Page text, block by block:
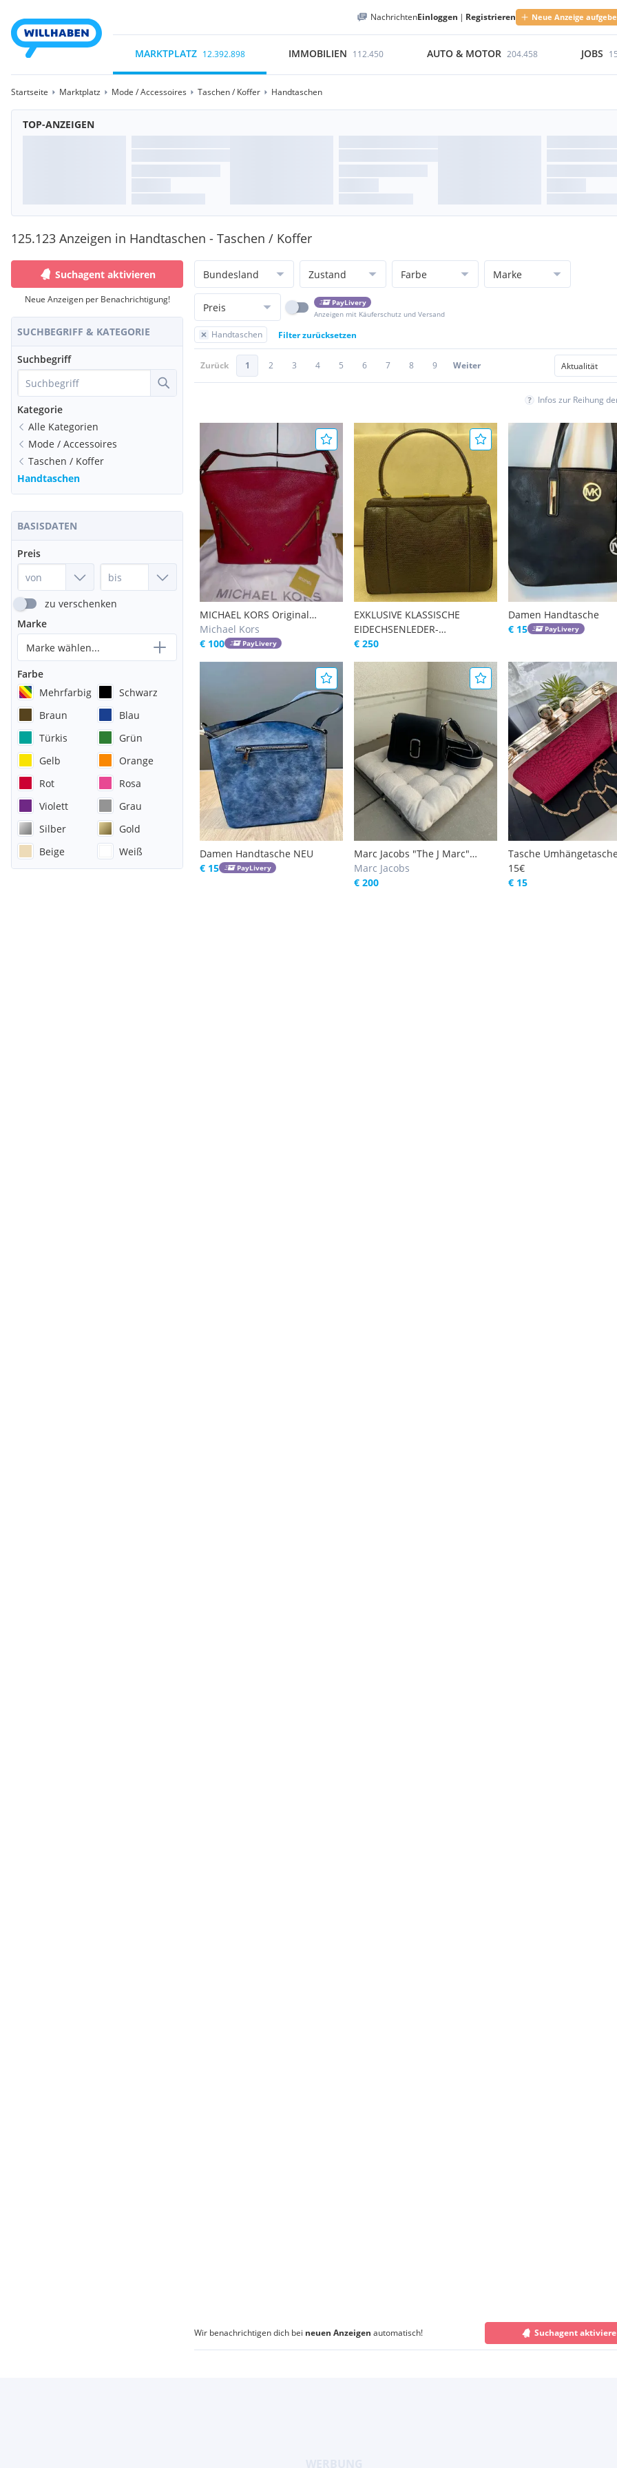
NachrichtenEinloggen | Registrieren Neue Anzeige
MARKTPLATZ 12.392.898 IMMOBILIEN 112.450 AUTO & MOTOR 204.458 JOBS
Startseite Marktplatz Mode / Accessoires Taschen / Koffer Handtaschen
TOP-ANZEIGEN
125.123 Anzeigen in Handtaschen - Taschen / Koffer
Suchagent aktivieren
Neue Anzeigen per Benachrichtigung!
SUCHBEGRIFF & KATEGORIE
Suchbegriff
Kategorie
Alle Kategorien
Mode / Accessoires
Taschen / Koffer
Handtaschen
BASISDATEN
Preis
zu verschenken
Marke
Marke wählen...
Farbe
Mehrfarbig
Schwarz
Braun
Blau
Türkis
Grün
Gelb
Orange
Rot
Rosa
Violett
Grau
Silber
Gold
Beige
Weiß
Bundesland Zustand Farbe Marke
Preis
PayLivery
Anzeigen mit Käuferschutz und Versand
Handtaschen Filter zurücksetzen
Zurück 1 2 3 4 5 6 7 8 9 Weiter
Infos zur Reihung
MICHAEL KORS Original
Echtleder Handtasche Bag
EVIE LARGE Shoulder Bag
Michael Kors
€ 100
PayLivery
EXKLUSIVE KLASSISCHE
EIDECHSENLEDER-
HANDTASCHE BRAUN
€ 250
Damen Handtasche
€ 15
PayLivery
Damen Handtasche NEU
€ 15
PayLivery
Marc Jacobs "The J Marc"
Chain Mini Satchel - Schwarz /
Silber (SHW)
Marc Jacobs
€ 200
Tasche
15€
€ 15
Wir benachrichtigen dich bei neuen Anzeigen automatisch! Suchagent